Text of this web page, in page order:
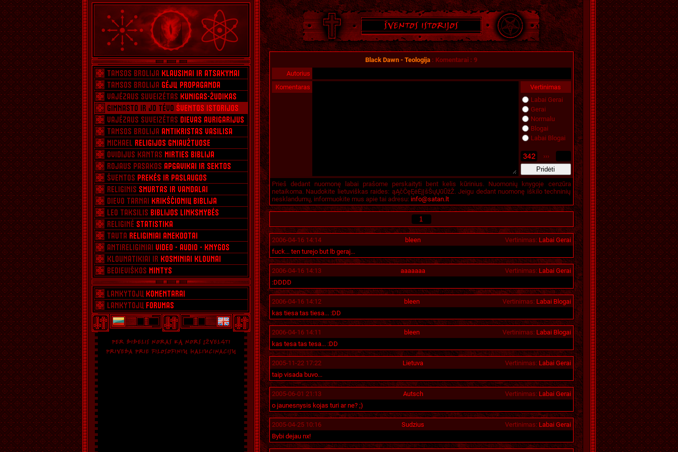
Black Dawn - Teologija : Komentarai : 9
Autorius
Komentaras
Vertinimas
Labai Gerai
Gerai
Normalu
Blogai
Labai Blogai
›››
Prieš dedant nuomonę labai prašome perskaityti bent kelis kūrinius. Nuomonių knygoje cenzūra
netaikoma. Naudokite lietuviškas raides: ąĄčČęĘėĖįĮšŠųŲūŪžŽ. Jeigu dedant nuomonę iškilo techninių
nesklandumų, informuokite mus apie tai adresu: info@satan.lt
2006-04-16 14:14 bleen Vertinimas: Labai Gerai
fuck... ten turejo but lb geraj...
2006-04-16 14:13 aaaaaaa Vertinimas: Labai Gerai
:DDDD
2006-04-16 14:12 bleen Vertinimas: Labai Blogai
kas tiesa tas tiesa... :DD
2006-04-16 14:11 bleen Vertinimas: Labai Blogai
kas tesa tas tesa... :DD
2005-11-22 17:22 Lietuva Vertinimas: Labai Gerai
taip visada buvo...
2005-06-01 21:13 Autsch Vertinimas: Labai Gerai
o jaunesnysis kojas turi ar ne? ;)
2005-04-25 10:16 Sudzius Vertinimas: Labai Gerai
Bybi dejau nx!